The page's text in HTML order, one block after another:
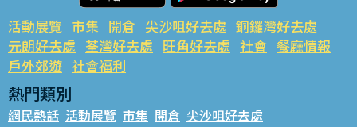
活動展覽 市集 開倉 尖沙咀好去處 銅鑼灣好去處
元朗好去處 荃灣好去處 旺角好去處 社會 餐廳情報
戶外郊遊 社會福利
熱門類別
網民熱話 活動展覽 市集 開倉 尖沙咀好去處